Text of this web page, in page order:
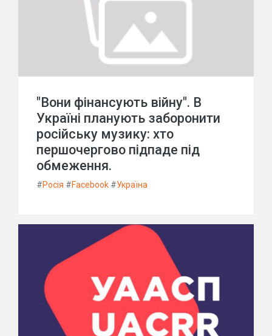
"Вони фінансують війну". В
Україні планують заборонити
російську музику: хто
першочергово підпаде під
обмеження.
#Росія #Facebook #Україна